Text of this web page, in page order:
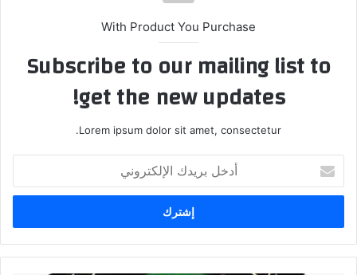
With Product You Purchase
Subscribe to our mailing list to
get the new updates!
Lorem ipsum dolor sit amet, consectetur.
بريدك
الإلكتروني